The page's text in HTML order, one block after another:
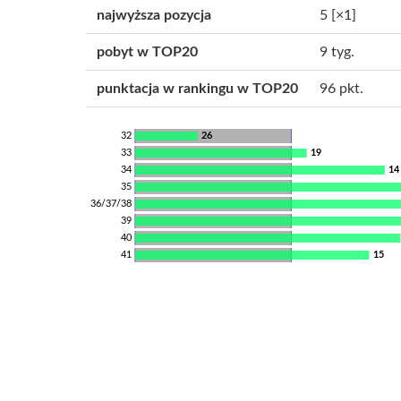
najwyższa pozycja 5 [×1]
pobyt w TOP20 9 tyg.
punktacja w rankingu w TOP20 96 pkt.
26
32
19
33
14
34
35
36/37/38
39
40
15
41